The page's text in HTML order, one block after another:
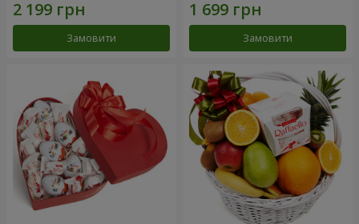
Замовити Замовити